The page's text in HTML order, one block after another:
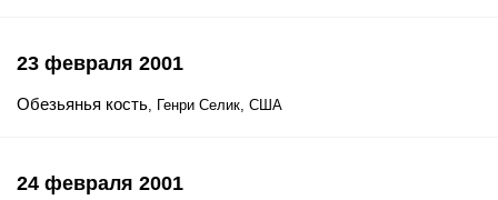
23 февраля 2001
Обезьянья кость, Генри Селик, США
24 февраля 2001